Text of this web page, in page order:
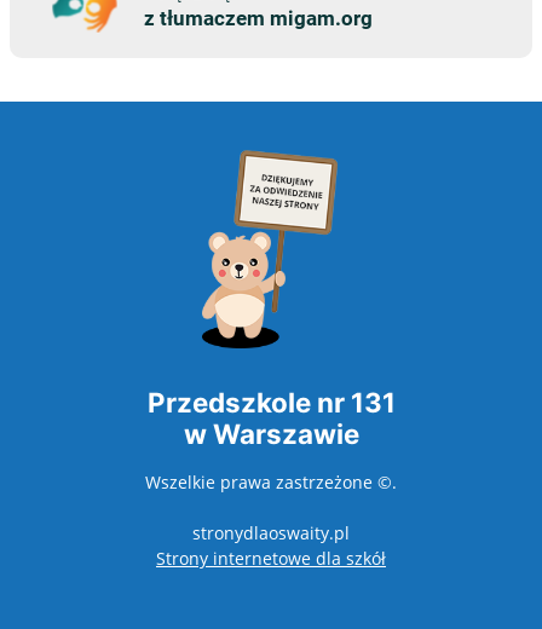
Przedszkole nr 131
w Warszawie
Wszelkie prawa zastrzeżone ©.
stronydlaoswaity.pl
Strony internetowe dla szkółotwiera się w